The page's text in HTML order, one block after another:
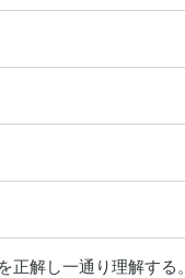
解し一通り理解する。